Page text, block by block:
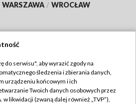
WARSZAWA / WROCŁAW
TVP
Regulamin TVP
do serwisu", aby wyrazić zgody na
śledzenia i zbierania danych,
urządzeniu końcowym i ich
Twoich danych osobowych przez
w likwidacji (zwaną dalej również „TVP”),